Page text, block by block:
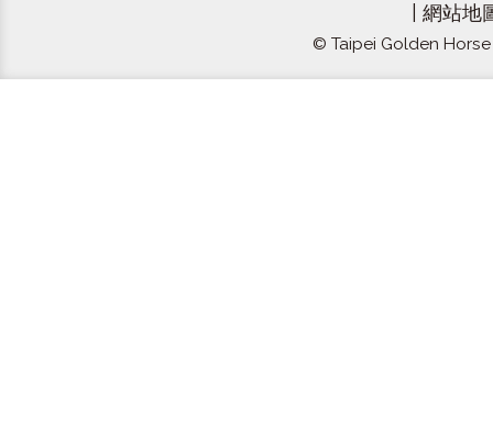
網站地
© Taipei Golden